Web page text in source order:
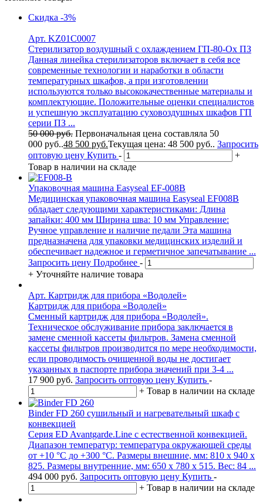
Скидка -3%
Арт. KZ01C0007
Стерилизатор воздушный с охлаждением ГП-80-Ох ПЗ
Данная линейка стерилизаторов включает в себя все
современные технологии и наработки в области
температурных шкафов, а при изготовлении
используются только высококачественные материалы и
комплектующие. Положительные оценки специалистов
и успешную эксплуатацию суховоздушных шкафов ГП
серии ПЗ ...
50 000руб. Первоначальная цена составляла 50
000 руб..48 500 руб.Текущая цена: 48 500 руб.. Запросить
оптовую цену Купить -
+
Товар в наличии на складе
Упаковочная машина Easyseal EF-008B
Медицинская упаковочная машина Easyseal EF008B
обладает следующими характеристиками: Длина
запайки: 400 мм Ширина шва: 10 мм Управление:
Ручное управление и наличие педали Эта машина
предназначена для упаковки медицинских изделий и
обеспечивает надежное и герметичное запечатывание ...
Запросить цену Подробнее -
+ Уточняйте наличие товара
Арт. Картридж для прибора «Водолей»
Картридж для прибора «Водолей»
Сменный картридж для прибора «Водолей».
Техническое обслуживание прибора заключается в
замене сменной кассеты фильтров. Замена сменной
кассеты фильтров производится по мере необходимости,
если проводимость очищенной воды не достигает
указанных в паспорте прибора значений при 3-4 ...
17 900 руб. Запросить оптовую цену Купить -
+ Товар в наличии на складе
Binder FD 260 сушильный и нагревательный шкаф с
конвекцией
Серия ED Avantgarde.Line с естественной конвекцией.
Диапазон температур: температура окружающей среды
от +10 °C до +300 °C. Размеры внешние, мм: 810 x 940 x
825. Размеры внутренние, мм: 650 x 780 x 515. Вес: 84 ...
494 000 руб. Запросить оптовую цену Купить -
+ Товар в наличии на складе